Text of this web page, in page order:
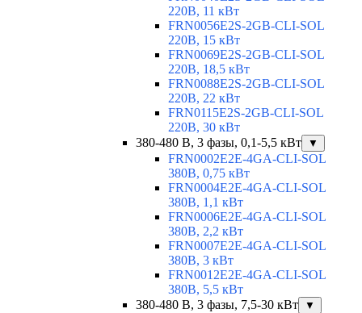
220В, 11 кВт
FRN0056E2S-2GB-CLI-SOL
220В, 15 кВт
FRN0069E2S-2GB-CLI-SOL
220В, 18,5 кВт
FRN0088E2S-2GB-CLI-SOL
220В, 22 кВт
FRN0115E2S-2GB-CLI-SOL
220В, 30 кВт
380-480 В, 3 фазы, 0,1-5,5 кВт
▼
FRN0002E2E-4GA-CLI-SOL
380В, 0,75 кВт
FRN0004E2E-4GA-CLI-SOL
380В, 1,1 кВт
FRN0006E2E-4GA-CLI-SOL
380В, 2,2 кВт
FRN0007E2E-4GA-CLI-SOL
380В, 3 кВт
FRN0012E2E-4GA-CLI-SOL
380В, 5,5 кВт
380-480 В, 3 фазы, 7,5-30 кВт
▼